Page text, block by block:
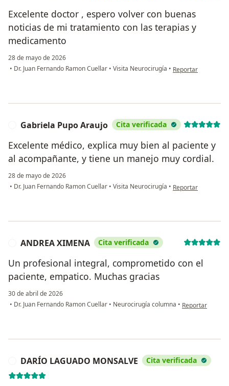
Excelente doctor , espero volver con buenas
noticias de mi tratamiento con las terapias y
medicamento
28 de mayo de 2026
• Dr. Juan Fernando Ramon Cuellar • Visita Neurocirugía • en opinión del
Reportar
Gabriela Pupo Araujo Cita verificada
Excelente médico, explica muy bien al paciente y
al acompañante, y tiene un manejo muy cordial.
28 de mayo de 2026
• Dr. Juan Fernando Ramon Cuellar • Visita Neurocirugía • en opinión del
Reportar
ANDREA XIMENA Cita verificada
Un profesional integral, comprometido con el
paciente, empatico. Muchas gracias
30 de abril de 2026
• Dr. Juan Fernando Ramon Cuellar • Neurocirugía columna • en opinión del
Reportar
DARÍO LAGUADO MONSALVE Cita verificada